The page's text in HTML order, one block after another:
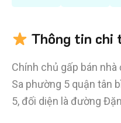
Thông tin chi
Chính chủ gấp bán
Sa phường 5 quận tân
5, đối diện là đường